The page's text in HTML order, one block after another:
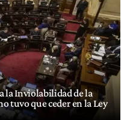
la Inviolabilidad de la
tuvo que ceder en la Ley